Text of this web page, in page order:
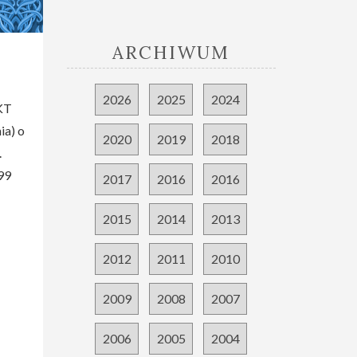
o
ARCHIWUM
2026 2025 2024
2020 2019 2018
2017 2016 2016
2015 2014 2013
2012 2011 2010
2009 2008 2007
2006 2005 2004